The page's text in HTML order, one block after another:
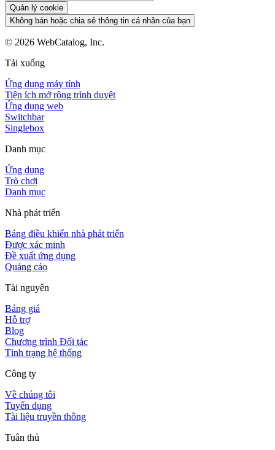
Quản lý cookie
Không bán hoặc chia sẻ thông tin cá nhân của bạn
© 2026 WebCatalog, Inc.
Tải xuống
Ứng dụng máy tính
Tiện ích mở rộng trình duyệt
Ứng dụng web
Switchbar
Singlebox
Danh mục
Ứng dụng
Trò chơi
Danh mục
Nhà phát triển
Bảng điều khiển nhà phát triển
Được xác minh
Đề xuất ứng dụng
Quảng cáo
Tài nguyên
Bảng giá
Hỗ trợ
Blog
Chương trình Đối tác
Tình trạng hệ thống
Công ty
Về chúng tôi
Tuyển dụng
Tài liệu truyền thông
Tuân thủ